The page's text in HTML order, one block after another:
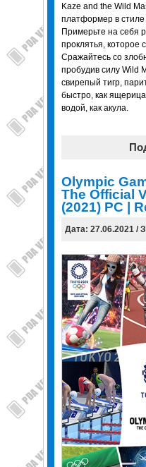
Kaze and the Wild
платформер в стиле
Примерьте на себя
проклятья, которое
Сражайтесь со
пробудив силу Wild
свирепый тигр,
быстро, как
водой, как акула.
Olympic
The Official
(2021) PC |
Дата: 27.06.2021 /